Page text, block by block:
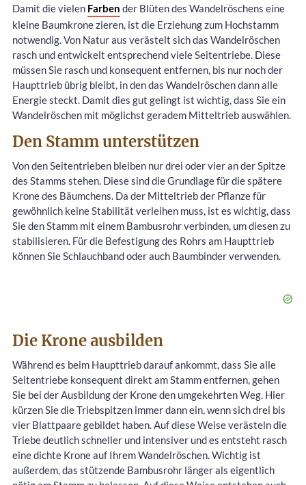
Damit die vielen Farben der Blüten des Wandelröschens eine
kleine Baumkrone zieren, ist die Erziehung zum Hochstamm
notwendig. Von Natur aus verästelt sich das Wandelröschen
rasch und entwickelt entsprechend viele Seitentriebe. Diese
müssen Sie rasch und konsequent entfernen, bis nur noch der
Haupttrieb übrig bleibt, in den das Wandelröschen dann alle
Energie steckt. Damit dies gut gelingt ist wichtig, dass Sie ein
Wandelröschen mit möglichst geradem Mitteltrieb auswählen.
Den Stamm unterstützen
Von den Seitentrieben bleiben nur drei oder vier an der Spitze
des Stamms stehen. Diese sind die Grundlage für die spätere
Krone des Bäumchens. Da der Mitteltrieb der Pflanze für
gewöhnlich keine Stabilität verleihen muss, ist es wichtig, dass
Sie den Stamm mit einem Bambusrohr verbinden, um diesen zu
stabilisieren. Für die Befestigung des Rohrs am Haupttrieb
können Sie Schlauchband oder auch Baumbinder verwenden.
Die Krone ausbilden
Während es beim Haupttrieb darauf ankommt, dass Sie alle
Seitentriebe konsequent direkt am Stamm entfernen, gehen
Sie bei der Ausbildung der Krone den umgekehrten Weg. Hier
kürzen Sie die Triebspitzen immer dann ein, wenn sich drei bis
vier Blattpaare gebildet haben. Auf diese Weise verästeln die
Triebe deutlich schneller und intensiver und es entsteht rasch
eine dichte Krone auf Ihrem Wandelröschen. Wichtig ist
außerdem, das stützende Bambusrohr länger als eigentlich